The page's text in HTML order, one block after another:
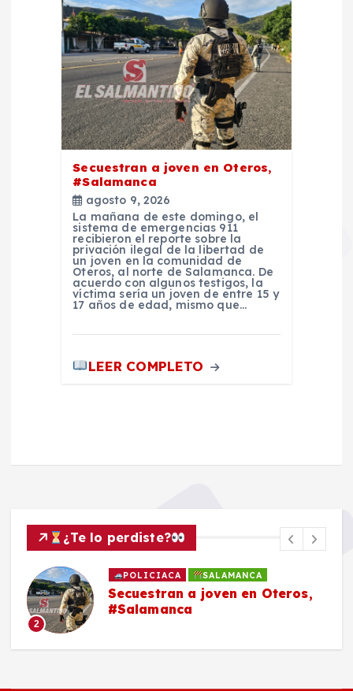
Secuestran a joven en Oteros,
#Salamanca
agosto 9, 2026
La mañana de este domingo, el
sistema de emergencias 911
recibieron el reporte sobre la
privación ilegal de la libertad de
un joven en la comunidad de
Oteros, al norte de Salamanca. De
acuerdo con algunos testigos, la
víctima sería un joven de entre 15 y
17 años de edad, mismo que…
LEER COMPLETO
¿Te lo perdiste?
2
POLICIACA SALAMANCA
Secuestran a joven en Oteros,
#Salamanca